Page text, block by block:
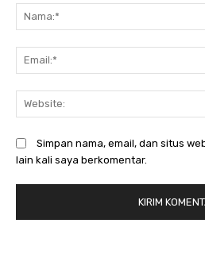
Simpan nama, email, dan situs
lain kali saya berkomentar.